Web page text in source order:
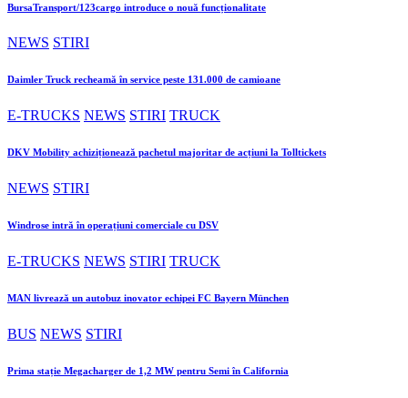
BursaTransport/123cargo introduce o nouă funcționalitate
NEWS STIRI
Daimler Truck recheamă în service peste 131.000 de camioane
E-TRUCKS NEWS STIRI TRUCK
DKV Mobility achiziționează pachetul majoritar de acțiuni la Tolltickets
NEWS STIRI
Windrose intră în operațiuni comerciale cu DSV
E-TRUCKS NEWS STIRI TRUCK
MAN livrează un autobuz inovator echipei FC Bayern München
BUS NEWS STIRI
Prima stație Megacharger de 1,2 MW pentru Semi în California